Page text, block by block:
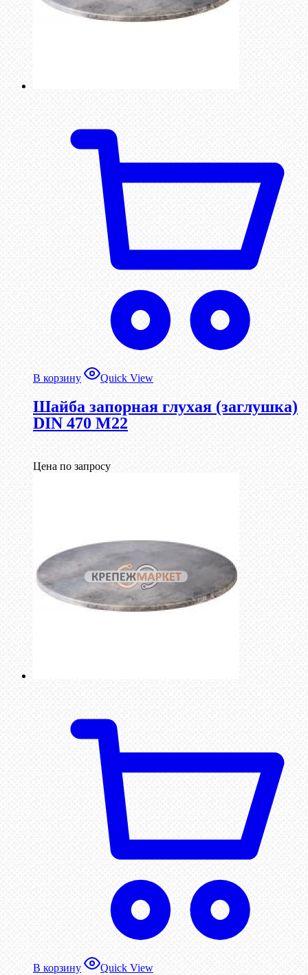
В корзину Quick View
Шайба запорная глухая (заглушка)
DIN 470 М22
Цена по запросу
В корзину Quick View